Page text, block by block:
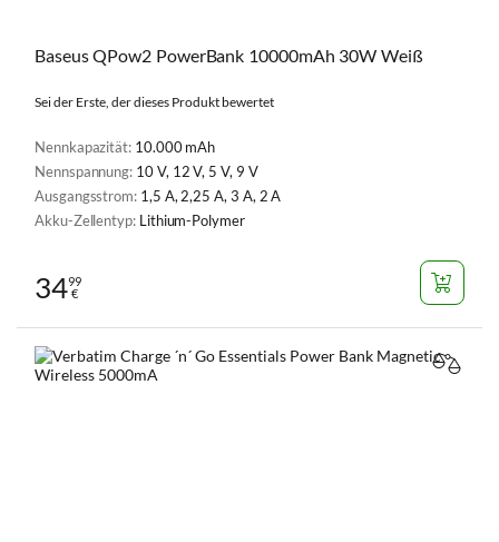
Baseus QPow2 PowerBank 10000mAh 30W Weiß
Sei der Erste, der dieses Produkt bewertet
Nennkapazität: 10.000 mAh
Nennspannung: 10 V, 12 V, 5 V, 9 V
Ausgangsstrom: 1,5 A, 2,25 A, 3 A, 2 A
Akku-Zellentyp: Lithium-Polymer
3499
€